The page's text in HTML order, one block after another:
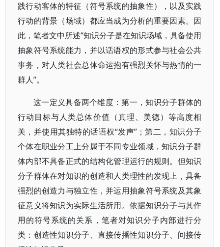
践行动客体的特征（符号系统的抽象性），以及实践
行动的背景（场域）都应当成为分析的重要因素。因
此，笔者文中所述“知识分子是在知识场域，具备使用
抽象符号系统能力，并以话语权的形式参与社会公共
事务，对人类社会总体命运抱有强烈关怀与热情的一
群人”。
这一定义具备两个维度：第一，知识分子群体的
行动目标与人类总体价值（真理、美德）等高度相
关，并使用其独特的话语权“发声”；第二，知识分子
个体在职业分工上分属于不同专业领域，知识分子群
体内部不具备正式的结构化管理运行的规则。但知识
分子群体在对知识的创造和人类理性的发现上，具备
强烈的创造力与独立性，并运用抽象符号系统及其象
征意义将知识为实际生活所用。依据知识分子与其作
用的符号系统的关系，笔者对知识分子内部进行分
类：创造性知识分子、直接传播性知识分子、间接传